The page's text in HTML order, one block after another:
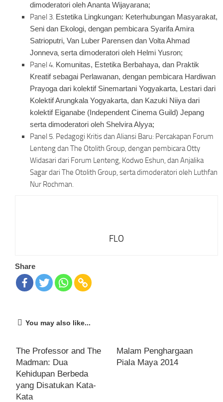
dimoderatori oleh Ananta Wijayarana;
Panel 3. Estetika Lingkungan: Keterhubungan Masyarakat,
Seni dan Ekologi, dengan pembicara Syarifa Amira
Satrioputri, Van Luber Parensen dan Volta Ahmad
Jonneva, serta dimoderatori oleh Helmi Yusron;
Panel 4. Komunitas, Estetika Berbahaya, dan Praktik
Kreatif sebagai Perlawanan, dengan pembicara Hardiwan
Prayoga dari kolektif Sinemartani Yogyakarta, Lestari dari
Kolektif Arungkala Yogyakarta, dan Kazuki Niiya dari
kolektif Eiganabe (Independent Cinema Guild) Jepang
serta dimoderatori oleh Shelvira Alyya;
Panel 5. Pedagogi Kritis dan Aliansi Baru: Percakapan Forum
Lenteng dan The Otolith Group, dengan pembicara Otty
Widasari dari Forum Lenteng, Kodwo Eshun, dan Anjalika
Sagar dari The Otolith Group, serta dimoderatori oleh Luthfan
Nur Rochman.
FLO
Share
You may also like...
The Professor and The
Madman: Dua
Kehidupan Berbeda
yang Disatukan Kata-
Kata
Malam Penghargaan
Piala Maya 2014